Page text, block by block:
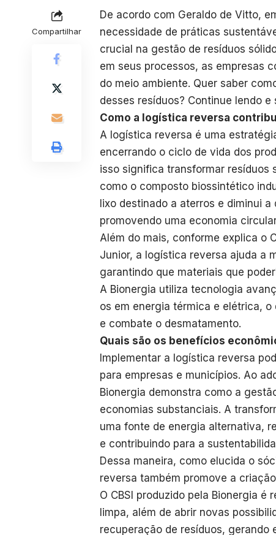
Compartilhar
De acordo com Geraldo de Vitto,
necessidade de práticas
crucial na gestão de resíduos
em seus processos, as empresas
do meio ambiente. Quer saber
desses resíduos? Continue lendo
Como a logística reversa
A logística reversa é uma
encerrando o ciclo de vida dos
isso significa transformar resíduos
como o composto biossintético
lixo destinado a aterros e diminui
promovendo uma economia
Além do mais, conforme explica o
Junior, a logística reversa ajuda a
garantindo que materiais que
A Bionergia utiliza tecnologia
os em energia térmica e elétrica,
e combate o desmatamento.
Quais são os benefícios
Implementar a logística reversa
para empresas e municípios. Ao
Bionergia demonstra como a
economias substanciais. A
uma fonte de energia alternativa,
e contribuindo para a
Dessa maneira, como elucida o
reversa também promove a
O CBSI produzido pela Bionergia
limpa, além de abrir novas
recuperação de resíduos,